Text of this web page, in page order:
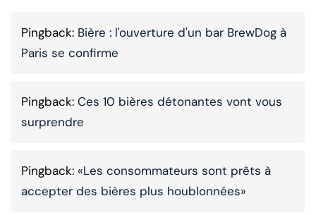
Pingback: Bière : l'ouverture d'un bar BrewDog à
Paris se confirme
Pingback: Ces 10 bières détonantes vont vous
surprendre
Pingback: «Les consommateurs sont prêts à
accepter des bières plus houblonnées»